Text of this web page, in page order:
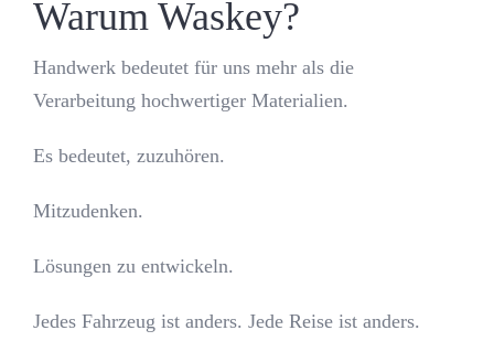
Warum Waskey?
Handwerk bedeutet für uns mehr als die
Verarbeitung hochwertiger Materialien.
Es bedeutet, zuzuhören.
Mitzudenken.
Lösungen zu entwickeln.
Jedes Fahrzeug ist anders. Jede Reise ist anders.